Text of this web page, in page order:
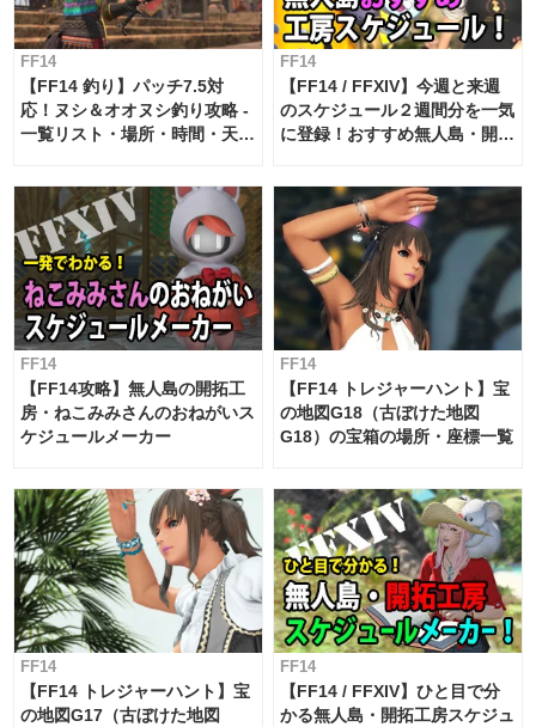
FF14
【FF14 釣り】パッチ7.5対
応！ヌシ＆オオヌシ釣り攻略 -
一覧リスト・場所・時間・天
FF14
【FF14 / FFXIV】今週と来週
のスケジュール２週間分を一気
に登録！おすすめ無人島・開拓
FF14
【FF14攻略】無人島の開拓工
房・ねこみみさんのおねがいス
ケジュールメーカー
FF14
【FF14 トレジャーハント】宝
の地図G18（古ぼけた地図
G18）の宝箱の場所・座標一覧
FF14
【FF14 トレジャーハント】宝
の地図G17（古ぼけた地図
FF14
【FF14 / FFXIV】ひと目で分
かる無人島・開拓工房スケジュ